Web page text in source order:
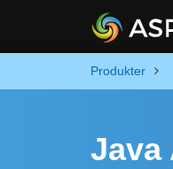
Produkter
Java